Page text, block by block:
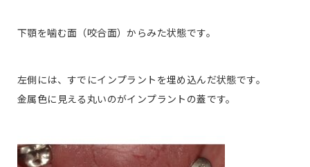
下顎を噛む面（咬合面）からみた状態です。
左側には、すでにインプラントを埋め込んだ状態です。
金属色に見える丸いのがインプラントの蓋です。